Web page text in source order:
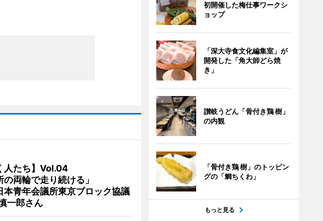
人たち】Vol.04
の両輪で走り続ける」
本青年会議所東京ブロック協議
一郎さん
初開催した梅仕事ワークシ
ョップ
「深大寺食文化編集室」が
開発した「角大師どら焼
き」
讃岐うどん「骨付き鶏 樹」
の内観
「骨付き鶏 樹」のトッピン
グの「鯛ちくわ」
もっと見る